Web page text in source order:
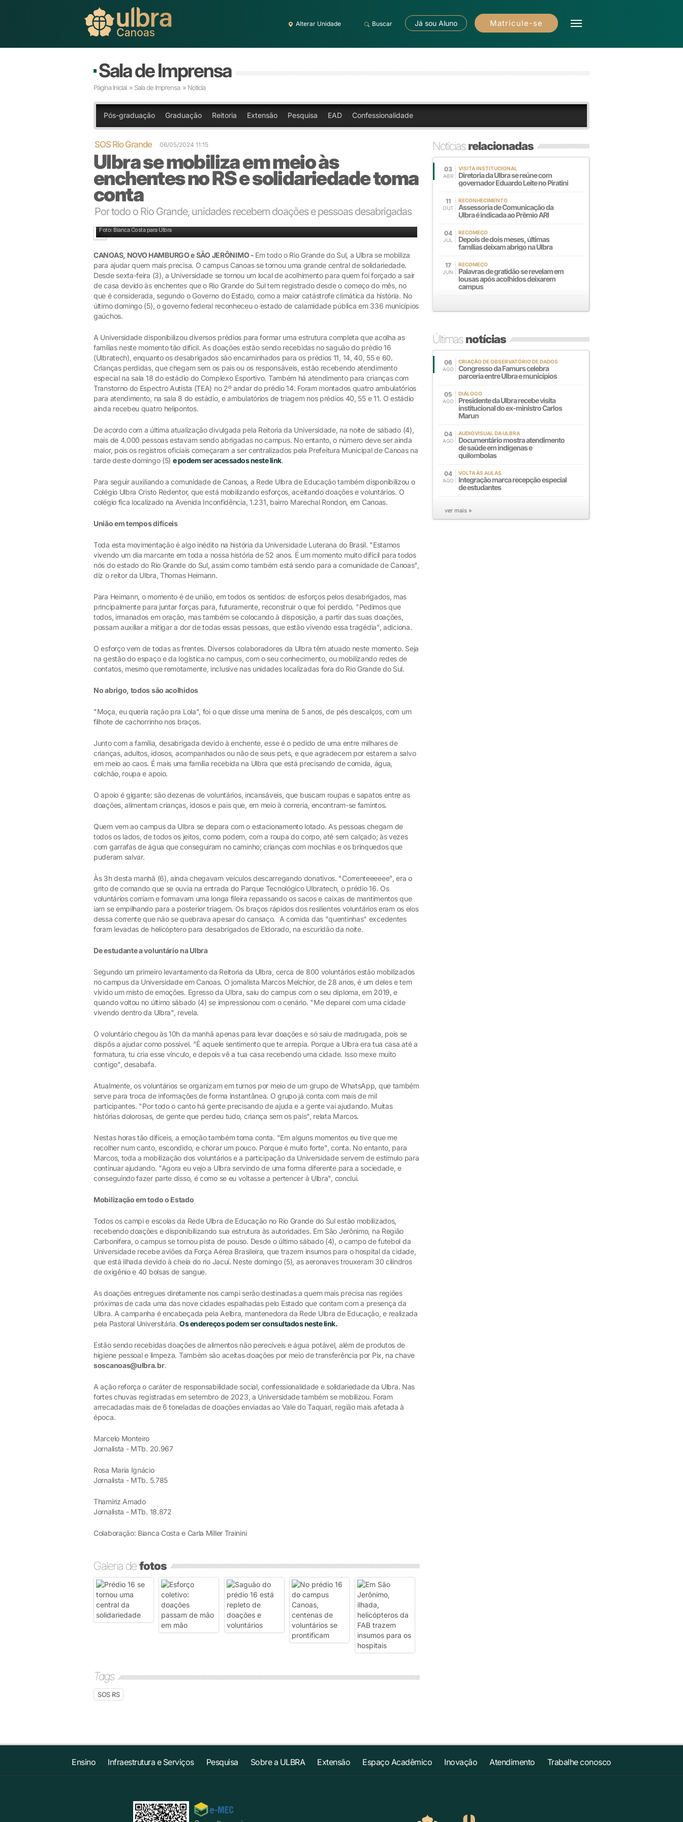
Alterar Unidade Buscar Já sou Aluno Matricule-se
Sala de Imprensa
Página Inicial » Sala de Imprensa » Notícia
Pós-graduação Graduação Reitoria Extensão Pesquisa EAD Confessionalidade
SOS Rio Grande 06/05/2024 11:15
Ulbra se mobiliza em meio às
enchentes no RS e solidariedade toma
conta
Por todo o Rio Grande, unidades recebem doações e pessoas desabrigadas
Foto: Bianca Costa para Ulbra
CANOAS, NOVO HAMBURGO e SÃO JERÔNIMO - Em todo o Rio Grande do Sul, a Ulbra se mobiliza
para ajudar quem mais precisa. O campus Canoas se tornou uma grande central de solidariedade.
Desde sexta-feira (3), a Universidade se tornou um local de acolhimento para quem foi forçado a sair
de casa devido às enchentes que o Rio Grande do Sul tem registrado desde o começo do mês, no
que é considerada, segundo o Governo do Estado, como a maior catástrofe climática da história. No
último domingo (5), o governo federal reconheceu o estado de calamidade pública em 336 municípios
gaúchos.
A Universidade disponibilizou diversos prédios para formar uma estrutura completa que acolha as
famílias neste momento tão difícil. As doações estão sendo recebidas no saguão do prédio 16
(Ulbratech), enquanto os desabrigados são encaminhados para os prédios 11, 14, 40, 55 e 60.
Crianças perdidas, que chegam sem os pais ou os responsáveis, estão recebendo atendimento
especial na sala 18 do estádio do Complexo Esportivo. Também há atendimento para crianças com
Transtorno do Espectro Autista (TEA) no 2º andar do prédio 14. Foram montados quatro ambulatórios
para atendimento, na sala 8 do estádio, e ambulatórios de triagem nos prédios 40, 55 e 11. O estádio
ainda recebeu quatro helipontos.
De acordo com a última atualização divulgada pela Reitoria da Universidade, na noite de sábado (4),
mais de 4.000 pessoas estavam sendo abrigadas no campus. No entanto, o número deve ser ainda
maior, pois os registros oficiais começaram a ser centralizados pela Prefeitura Municipal de Canoas na
tarde deste domingo (5) e podem ser acessados neste link.
Para seguir auxiliando a comunidade de Canoas, a Rede Ulbra de Educação também disponibilizou o
Colégio Ulbra Cristo Redentor, que está mobilizando esforços, aceitando doações e voluntários. O
colégio fica localizado na Avenida Inconfidência, 1.231, bairro Marechal Rondon, em Canoas.
União em tempos difíceis
Toda esta movimentação é algo inédito na história da Universidade Luterana do Brasil. "Estamos
vivendo um dia marcante em toda a nossa história de 52 anos. É um momento muito difícil para todos
nós do estado do Rio Grande do Sul, assim como também está sendo para a comunidade de Canoas",
diz o reitor da Ulbra, Thomas Heimann.
Para Heimann, o momento é de união, em todos os sentidos: de esforços pelos desabrigados, mas
principalmente para juntar forças para, futuramente, reconstruir o que foi perdido. "Pedimos que
todos, irmanados em oração, mas também se colocando à disposição, a partir das suas doações,
possam auxiliar a mitigar a dor de todas essas pessoas, que estão vivendo essa tragédia", adiciona.
O esforço vem de todas as frentes. Diversos colaboradores da Ulbra têm atuado neste momento. Seja
na gestão do espaço e da logística no campus, com o seu conhecimento, ou mobilizando redes de
contatos, mesmo que remotamente, inclusive nas unidades localizadas fora do Rio Grande do Sul.
No abrigo, todos são acolhidos
"Moça, eu queria ração pra Lola", foi o que disse uma menina de 5 anos, de pés descalços, com um
filhote de cachorrinho nos braços.
Junto com a família, desabrigada devido à enchente, esse é o pedido de uma entre milhares de
crianças, adultos, idosos, acompanhados ou não de seus pets, e que agradecem por estarem a salvo
em meio ao caos. É mais uma família recebida na Ulbra que está precisando de comida, água,
colchão, roupa e apoio.
O apoio é gigante: são dezenas de voluntários, incansáveis, que buscam roupas e sapatos entre as
doações, alimentam crianças, idosos e pais que, em meio à correria, encontram-se famintos.
Quem vem ao campus da Ulbra se depara com o estacionamento lotado. As pessoas chegam de
todos os lados, de todos os jeitos, como podem, com a roupa do corpo, até sem calçado; às vezes
com garrafas de água que conseguiram no caminho; crianças com mochilas e os brinquedos que
puderam salvar.
Às 3h desta manhã (6), ainda chegavam veículos descarregando donativos. "Correnteeeeee", era o
grito de comando que se ouvia na entrada do Parque Tecnológico Ulbratech, o prédio 16. Os
voluntários corriam e formavam uma longa fileira repassando os sacos e caixas de mantimentos que
iam se empilhando para a posterior triagem. Os braços rápidos dos resilientes voluntários eram os elos
dessa corrente que não se quebrava apesar do cansaço. A comida das "quentinhas" excedentes
foram levadas de helicóptero para desabrigados de Eldorado, na escuridão da noite.
De estudante a voluntário na Ulbra
Segundo um primeiro levantamento da Reitoria da Ulbra, cerca de 800 voluntários estão mobilizados
no campus da Universidade em Canoas. O jornalista Marcos Melchior, de 28 anos, é um deles e tem
vivido um misto de emoções. Egresso da Ulbra, saiu do campus com o seu diploma, em 2019, e
quando voltou no último sábado (4) se impressionou com o cenário. "Me deparei com uma cidade
vivendo dentro da Ulbra", revela.
O voluntário chegou às 10h da manhã apenas para levar doações e só saiu de madrugada, pois se
dispôs a ajudar como possível. "É aquele sentimento que te arrepia. Porque a Ulbra era tua casa até a
formatura, tu cria esse vínculo, e depois vê a tua casa recebendo uma cidade. Isso mexe muito
contigo", desabafa.
Atualmente, os voluntários se organizam em turnos por meio de um grupo de WhatsApp, que também
serve para troca de informações de forma instantânea. O grupo já conta com mais de mil
participantes. "Por todo o canto há gente precisando de ajuda e a gente vai ajudando. Muitas
histórias dolorosas, de gente que perdeu tudo, criança sem os pais", relata Marcos.
Nestas horas tão difíceis, a emoção também toma conta. "Em alguns momentos eu tive que me
recolher num canto, escondido, e chorar um pouco. Porque é muito forte", conta. No entanto, para
Marcos, toda a mobilização dos voluntários e a participação da Universidade servem de estímulo para
continuar ajudando. "Agora eu vejo a Ulbra servindo de uma forma diferente para a sociedade, e
conseguindo fazer parte disso, é como se eu voltasse a pertencer à Ulbra", conclui.
Mobilização em todo o Estado
Todos os campi e escolas da Rede Ulbra de Educação no Rio Grande do Sul estão mobilizados,
recebendo doações e disponibilizando sua estrutura às autoridades. Em São Jerônimo, na Região
Carbonífera, o campus se tornou pista de pouso. Desde o último sábado (4), o campo de futebol da
Universidade recebe aviões da Força Aérea Brasileira, que trazem insumos para o hospital da cidade,
que está ilhada devido à cheia do rio Jacuí. Neste domingo (5), as aeronaves trouxeram 30 cilindros
de oxigênio e 40 bolsas de sangue.
As doações entregues diretamente nos campi serão destinadas a quem mais precisa nas regiões
próximas de cada uma das nove cidades espalhadas pelo Estado que contam com a presença da
Ulbra. A campanha é encabeçada pela Aelbra, mantenedora da Rede Ulbra de Educação, e realizada
pela Pastoral Universitária.Os endereços podem ser consultados neste link.
Estão sendo recebidas doações de alimentos não perecíveis e água potável, além de produtos de
higiene pessoal e limpeza. Também são aceitas doações por meio de transferência por Pix, na chave
soscanoas@ulbra.br.
A ação reforça o caráter de responsabilidade social, confessionalidade e solidariedade da Ulbra. Nas
fortes chuvas registradas em setembro de 2023, a Universidade também se mobilizou. Foram
arrecadadas mais de 6 toneladas de doações enviadas ao Vale do Taquari, região mais afetada à
época.
Marcelo Monteiro
Jornalista - MTb. 20.967
Rosa Maria Ignácio
Jornalista - MTb. 5.785
Thamiriz Amado
Jornalista - MTb. 18.872
Colaboração: Bianca Costa e Carla Miller Trainini
Galeria defotos
Tags
SOS RS
Notíciasrelacionadas
03
ABR
VISITA INSTITUCIONAL
Diretoria da Ulbra se reúne com
governador Eduardo Leite no Piratini
11
OUT
RECONHECIMENTO
Assessoria de Comunicação da
Ulbra é indicada ao Prêmio ARI
04
JUL
RECOMEÇO
Depois de dois meses, últimas
famílias deixam abrigo na Ulbra
17
JUN
RECOMEÇO
Palavras de gratidão se revelam em
lousas após acolhidos deixarem
campus
Últimasnotícias
06
AGO
CRIAÇÃO DE OBSERVATÓRIO DE DADOS
Congresso da Famurs celebra
parceria entre Ulbra e municípios
05
AGO
DIÁLOGO
Presidente da Ulbra recebe visita
institucional do ex-ministro Carlos
Marun
04
AGO
AUDIOVISUAL DA ULBRA
Documentário mostra atendimento
de saúde em indígenas e
quilombolas
04
AGO
VOLTA ÀS AULAS
Integração marca recepção especial
de estudantes
ver mais »
Ensino Infraestrutura e Serviços Pesquisa Sobre a ULBRA Extensão Espaço Acadêmico Inovação Atendimento Trabalhe conosco